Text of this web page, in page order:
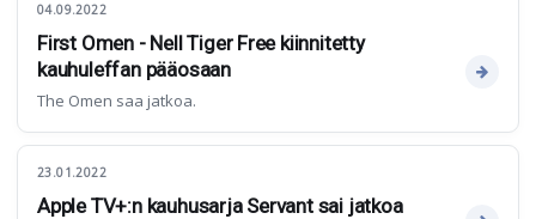
04.09.2022
First Omen - Nell Tiger Free kiinnitetty
kauhuleffan pääosaan
The Omen saa jatkoa.
23.01.2022
Apple TV+:n kauhusarja Servant sai jatkoa